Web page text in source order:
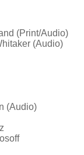
(Print/Audio)
(Audio)
(Audio)